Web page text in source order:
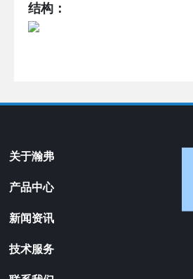
结构：
关于瀚弗
产品中心
新闻资讯
技术服务